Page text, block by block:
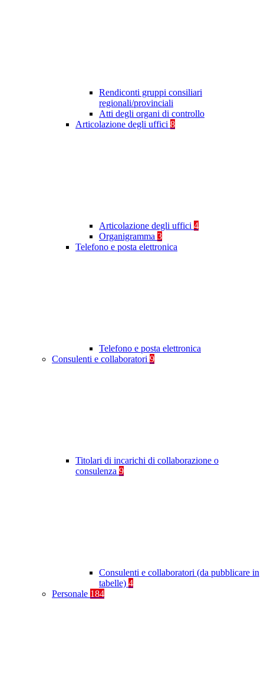
Rendiconti gruppi consiliari
regionali/provinciali
Atti degli organi di controllo
Articolazione degli uffici 8
Articolazione degli uffici 4
Organigramma 3
Telefono e posta elettronica
Telefono e posta elettronica
Consulenti e collaboratori 9
Titolari di incarichi di collaborazione o
consulenza 9
Consulenti e collaboratori (da pubblicare in
tabelle) 4
Personale 184